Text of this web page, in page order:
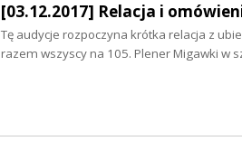
[03.12.2017] Relacja i
Tę audycje rozpoczyna krótka relacja z
razem wszyscy na 105. Plener Migawki w